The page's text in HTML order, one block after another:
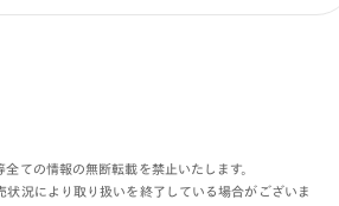
ての情報の無断転載を禁止いたします。
況により取り扱いを終了している場合がございま